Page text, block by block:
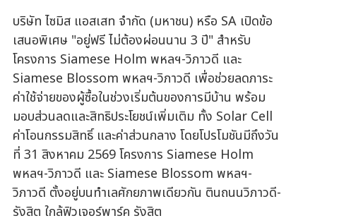
บริษัท ไซมิส แอสเสท จำกัด (มหาชน) หรือ SA เปิดข้อ
เสนอพิเศษ "อยู่ฟรี ไม่ต้องผ่อนนาน 3 ปี" สำหรับ
โครงการ Siamese Holm พหลฯ-วิภาวดี และ
Siamese Blossom พหลฯ-วิภาวดี เพื่อช่วยลดภาระ
ค่าใช้จ่ายของผู้ซื้อในช่วงเริ่มต้นของการมีบ้าน พร้อม
มอบส่วนลดและสิทธิประโยชน์เพิ่มเติม ทั้ง Solar Cell
ค่าโอนกรรมสิทธิ์ และค่าส่วนกลาง โดยโปรโมชันมีถึงวัน
ที่ 31 สิงหาคม 2569 โครงการ Siamese Holm
พหลฯ-วิภาวดี และ Siamese Blossom พหลฯ-
วิภาวดี ตั้งอยู่บนทำเลศักยภาพเดียวกัน ตินถนนวิภาวดี-
รังสิต ใกล้ฟิวเจอร์พาร์ค รังสิต